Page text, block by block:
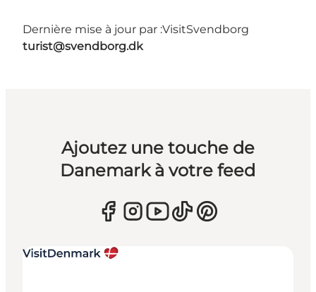
Dernière mise à jour par :VisitSvendborg
turist@svendborg.dk
Ajoutez une touche de
Danemark à votre feed